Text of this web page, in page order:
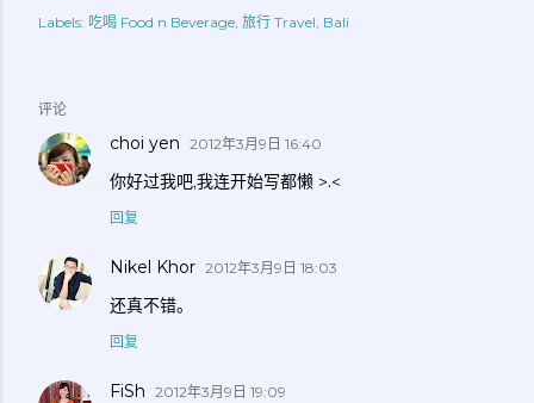
Labels: 吃喝 Food n Beverage 旅行 Travel Bali
评论
choi yen 2012年3月9日 16:40
你好过我吧,我连开始写都懒 >.<
回复
Nikel Khor 2012年3月9日 18:03
还真不错。
回复
FiSh 2012年3月9日 19:09